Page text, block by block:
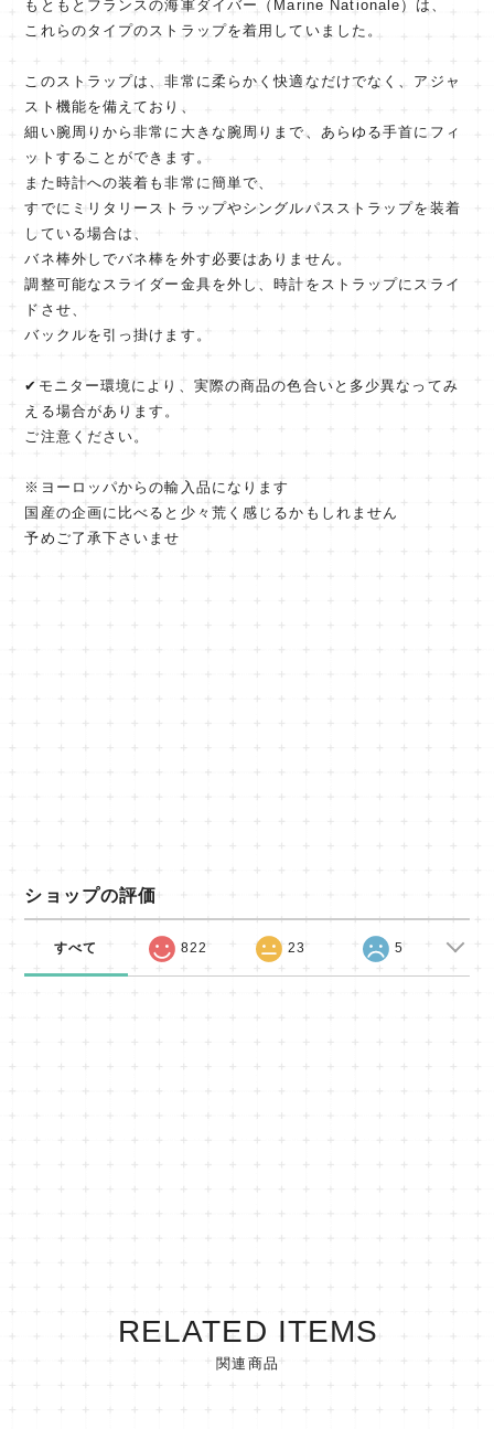
もともとフランスの海軍ダイバー（Marine Nationale）は、
これらのタイプのストラップを着用していました。
このストラップは、非常に柔らかく快適なだけでなく、アジャ
スト機能を備えており、
細い腕周りから非常に大きな腕周りまで、あらゆる手首にフィ
ットすることができます。
また時計への装着も非常に簡単で、
すでにミリタリーストラップやシングルパスストラップを装着
している場合は、
バネ棒外しでバネ棒を外す必要はありません。
調整可能なスライダー金具を外し、時計をストラップにスライ
ドさせ、
バックルを引っ掛けます。
✔︎モニター環境により、実際の商品の色合いと多少異なってみ
える場合があります。
ご注意ください。
※ヨーロッパからの輸入品になります
国産の企画に比べると少々荒く感じるかもしれません
予めご了承下さいませ
ショップの評価
すべて 822 23 5
RELATED ITEMS
関連商品